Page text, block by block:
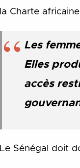
la Charte
Les
Elles
accès
Le Sénégal doit